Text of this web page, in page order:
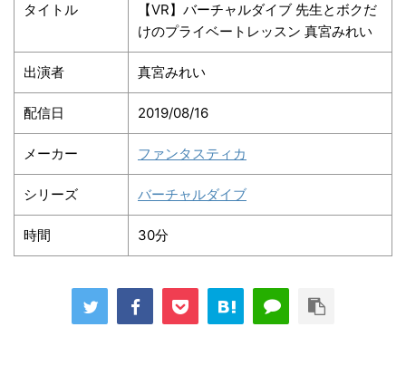
タイトル
【VR】バーチャルダイブ 先生とボクだ
けのプライベートレッスン 真宮みれい
出演者 真宮みれい
配信日 2019/08/16
メーカー ファンタスティカ
シリーズ バーチャルダイブ
時間 30分